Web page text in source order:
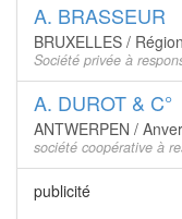
A. BRASSEUR
BRUXELLES /
Société privée à
A. DUROT & C°
ANTWERPEN /
société coopérative à
publicité